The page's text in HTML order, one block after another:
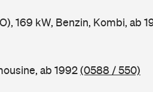
169 kW, Benzin, Kombi, ab
ab 1992(0588 / 550)